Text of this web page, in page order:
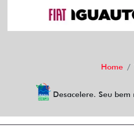
Home
Desacelere. Seu